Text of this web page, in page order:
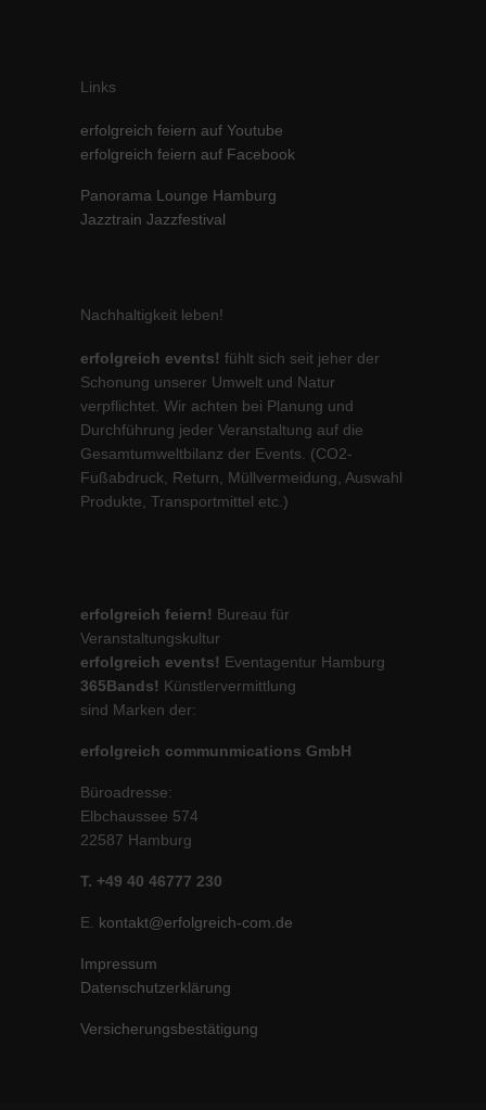
Links
erfolgreich feiern auf Youtube
erfolgreich feiern auf Facebook
Panorama Lounge Hamburg
Jazztrain Jazzfestival
Nachhaltigkeit leben!
erfolgreich events! fühlt sich seit jeher der
Schonung unserer Umwelt und Natur
verpflichtet. Wir achten bei Planung und
Durchführung jeder Veranstaltung auf die
Gesamtumweltbilanz der Events. (CO2-
Fußabdruck, Return, Müllvermeidung, Auswahl
Produkte, Transportmittel etc.)
erfolgreich feiern! Bureau für
Veranstaltungskultur
erfolgreich events! Eventagentur Hamburg
365Bands! Künstlervermittlung
sind Marken der:
erfolgreich communmications GmbH
Büroadresse:
Elbchaussee 574
22587 Hamburg
T. +49 40 46777 230
E. kontakt@erfolgreich-com.de
Impressum
Datenschutzerklärung
Versicherungsbestätigung